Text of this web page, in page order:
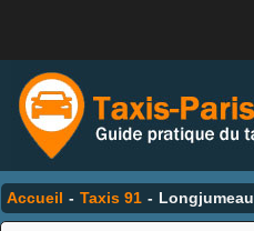
Accueil - Taxis 91 - Longjumeau